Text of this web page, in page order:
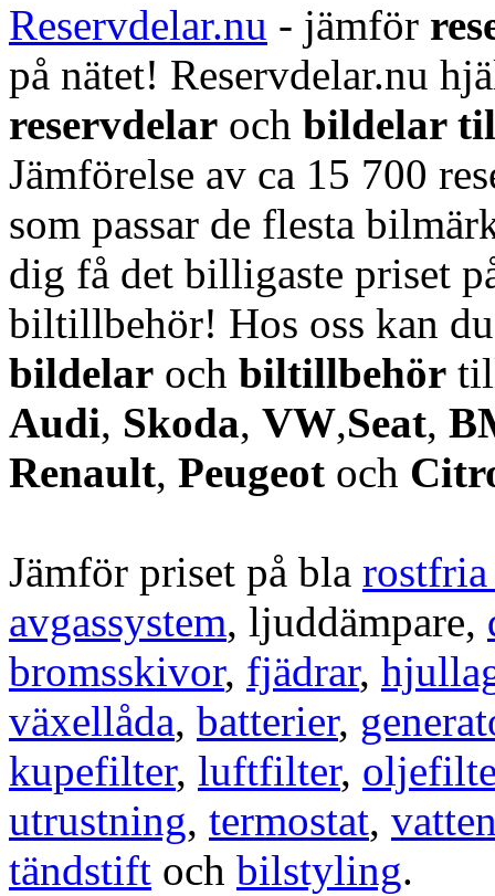
Reservdelar.nu - jämför
på nätet! Reservdelar.nu
reservdelar och bildelar
Jämförelse av ca 15 700
som passar de flesta
dig få det billigaste priset
biltillbehör! Hos oss kan
bildelar och biltillbehör
Audi, Skoda, VW,Seat,
Renault, Peugeot och
Jämför priset på bla rostfria
avgassystem, ljuddämpare,
bromsskivor, fjädrar,
växellåda, batterier,
kupefilter, luftfilter,
utrustning, termostat,
tändstift och bilstyling.